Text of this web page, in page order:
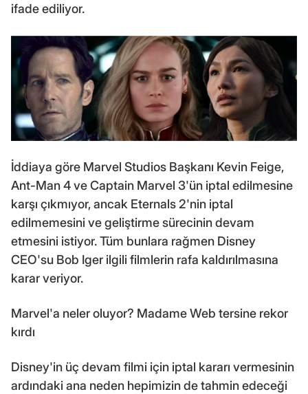
ifade ediliyor.
İddiaya göre Marvel Studios Başkanı Kevin Feige,
Ant-Man 4 ve Captain Marvel 3'ün iptal edilmesine
karşı çıkmıyor, ancak Eternals 2'nin iptal
edilmemesini ve geliştirme sürecinin devam
etmesini istiyor. Tüm bunlara rağmen Disney
CEO'su Bob Iger ilgili filmlerin rafa kaldırılmasına
karar veriyor.
Marvel'a neler oluyor? Madame Web tersine rekor
kırdı
Disney'in üç devam filmi için iptal kararı vermesinin
ardındaki ana neden hepimizin de tahmin edeceği